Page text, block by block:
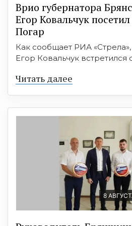
Врио губернатора
Егор Ковальчук
Погар
Как сообщает РИА
Егор Ковальчук встретился
Читать далее
8